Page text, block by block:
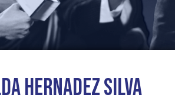
HERNADEZ SILVA